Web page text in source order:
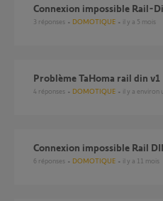
Connexion impossible Rail-
3 réponses DOMOTIQUE il y a 5 mois
Problème TaHoma rail din v1
4 réponses DOMOTIQUE il y a environ
Connexion impossible Rail
6 réponses DOMOTIQUE il y a 11 mois